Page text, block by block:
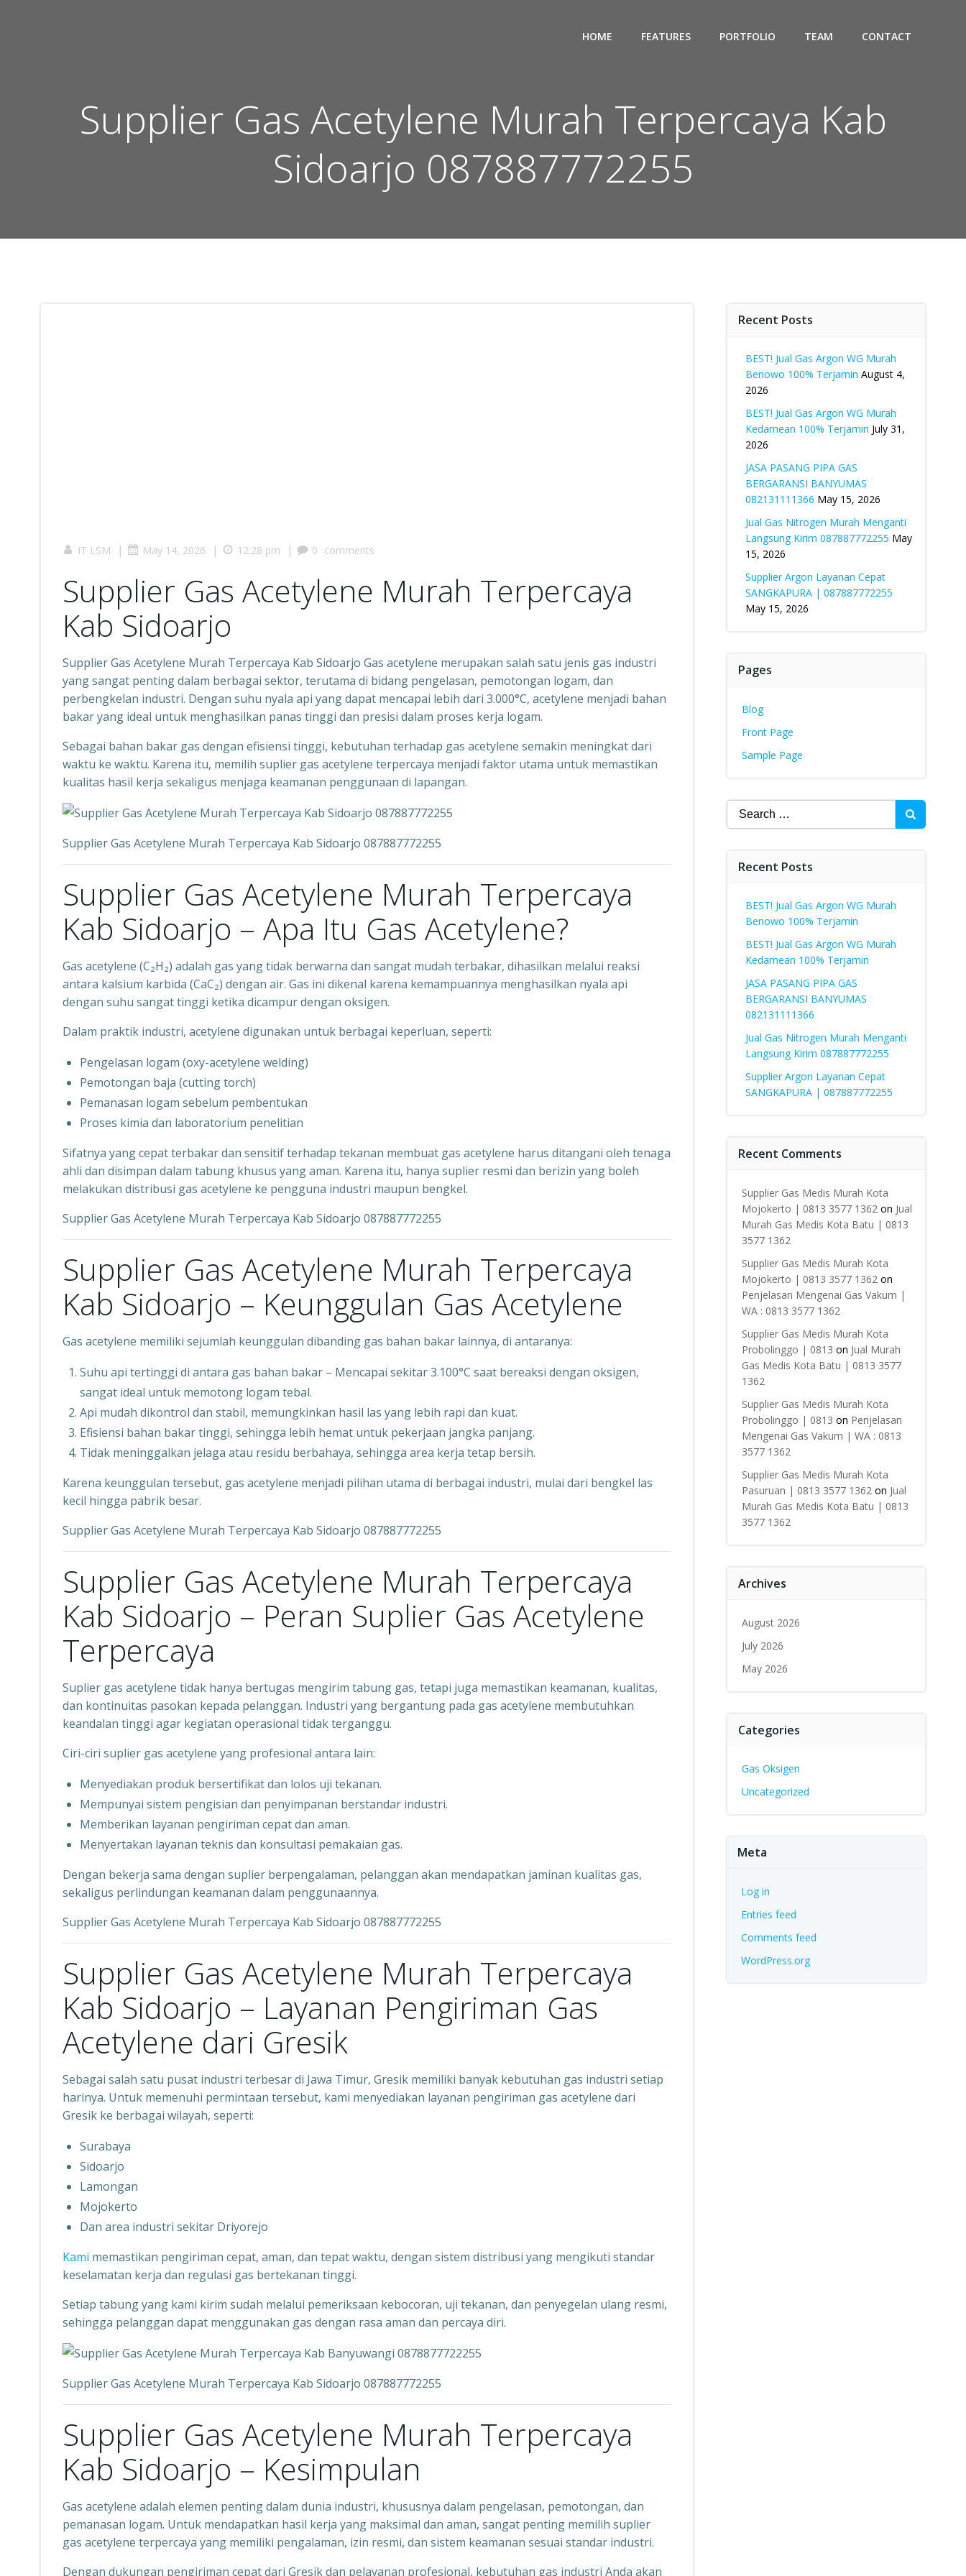
HOME FEATURES PORTFOLIO TEAM CONTACT
Supplier Gas Acetylene Murah Terpercaya Kab
Sidoarjo 087887772255
IT LSM | May 14, 2026 | 12:28 pm | 0 comments
Supplier Gas Acetylene Murah Terpercaya
Kab Sidoarjo
Supplier Gas Acetylene Murah Terpercaya Kab Sidoarjo Gas acetylene merupakan salah satu jenis gas industri
yang sangat penting dalam berbagai sektor, terutama di bidang pengelasan, pemotongan logam, dan
perbengkelan industri. Dengan suhu nyala api yang dapat mencapai lebih dari 3.000°C, acetylene menjadi bahan
bakar yang ideal untuk menghasilkan panas tinggi dan presisi dalam proses kerja logam.
Sebagai bahan bakar gas dengan efisiensi tinggi, kebutuhan terhadap gas acetylene semakin meningkat dari
waktu ke waktu. Karena itu, memilih suplier gas acetylene terpercaya menjadi faktor utama untuk memastikan
kualitas hasil kerja sekaligus menjaga keamanan penggunaan di lapangan.
Supplier Gas Acetylene Murah Terpercaya Kab Sidoarjo 087887772255
Supplier Gas Acetylene Murah Terpercaya
Kab Sidoarjo – Apa Itu Gas Acetylene?
Gas acetylene (C₂H₂) adalah gas yang tidak berwarna dan sangat mudah terbakar, dihasilkan melalui reaksi
antara kalsium karbida (CaC₂) dengan air. Gas ini dikenal karena kemampuannya menghasilkan nyala api
dengan suhu sangat tinggi ketika dicampur dengan oksigen.
Dalam praktik industri, acetylene digunakan untuk berbagai keperluan, seperti:
Pengelasan logam (oxy-acetylene welding)
Pemotongan baja (cutting torch)
Pemanasan logam sebelum pembentukan
Proses kimia dan laboratorium penelitian
Sifatnya yang cepat terbakar dan sensitif terhadap tekanan membuat gas acetylene harus ditangani oleh tenaga
ahli dan disimpan dalam tabung khusus yang aman. Karena itu, hanya suplier resmi dan berizin yang boleh
melakukan distribusi gas acetylene ke pengguna industri maupun bengkel.
Supplier Gas Acetylene Murah Terpercaya Kab Sidoarjo 087887772255
Supplier Gas Acetylene Murah Terpercaya
Kab Sidoarjo – Keunggulan Gas Acetylene
Gas acetylene memiliki sejumlah keunggulan dibanding gas bahan bakar lainnya, di antaranya:
Suhu api tertinggi di antara gas bahan bakar – Mencapai sekitar 3.100°C saat bereaksi dengan oksigen,
sangat ideal untuk memotong logam tebal.
Api mudah dikontrol dan stabil, memungkinkan hasil las yang lebih rapi dan kuat.
Efisiensi bahan bakar tinggi, sehingga lebih hemat untuk pekerjaan jangka panjang.
Tidak meninggalkan jelaga atau residu berbahaya, sehingga area kerja tetap bersih.
Karena keunggulan tersebut, gas acetylene menjadi pilihan utama di berbagai industri, mulai dari bengkel las
kecil hingga pabrik besar.
Supplier Gas Acetylene Murah Terpercaya Kab Sidoarjo 087887772255
Supplier Gas Acetylene Murah Terpercaya
Kab Sidoarjo – Peran Suplier Gas Acetylene
Terpercaya
Suplier gas acetylene tidak hanya bertugas mengirim tabung gas, tetapi juga memastikan keamanan, kualitas,
dan kontinuitas pasokan kepada pelanggan. Industri yang bergantung pada gas acetylene membutuhkan
keandalan tinggi agar kegiatan operasional tidak terganggu.
Ciri-ciri suplier gas acetylene yang profesional antara lain:
Menyediakan produk bersertifikat dan lolos uji tekanan.
Mempunyai sistem pengisian dan penyimpanan berstandar industri.
Memberikan layanan pengiriman cepat dan aman.
Menyertakan layanan teknis dan konsultasi pemakaian gas.
Dengan bekerja sama dengan suplier berpengalaman, pelanggan akan mendapatkan jaminan kualitas gas,
sekaligus perlindungan keamanan dalam penggunaannya.
Supplier Gas Acetylene Murah Terpercaya Kab Sidoarjo 087887772255
Supplier Gas Acetylene Murah Terpercaya
Kab Sidoarjo – Layanan Pengiriman Gas
Acetylene dari Gresik
Sebagai salah satu pusat industri terbesar di Jawa Timur, Gresik memiliki banyak kebutuhan gas industri setiap
harinya. Untuk memenuhi permintaan tersebut, kami menyediakan layanan pengiriman gas acetylene dari
Gresik ke berbagai wilayah, seperti:
Surabaya
Sidoarjo
Lamongan
Mojokerto
Dan area industri sekitar Driyorejo
Kami memastikan pengiriman cepat, aman, dan tepat waktu, dengan sistem distribusi yang mengikuti standar
keselamatan kerja dan regulasi gas bertekanan tinggi.
Setiap tabung yang kami kirim sudah melalui pemeriksaan kebocoran, uji tekanan, dan penyegelan ulang resmi,
sehingga pelanggan dapat menggunakan gas dengan rasa aman dan percaya diri.
Supplier Gas Acetylene Murah Terpercaya Kab Sidoarjo 087887772255
Supplier Gas Acetylene Murah Terpercaya
Kab Sidoarjo – Kesimpulan
Gas acetylene adalah elemen penting dalam dunia industri, khususnya dalam pengelasan, pemotongan, dan
pemanasan logam. Untuk mendapatkan hasil kerja yang maksimal dan aman, sangat penting memilih suplier
gas acetylene terpercaya yang memiliki pengalaman, izin resmi, dan sistem keamanan sesuai standar industri.
Dengan dukungan pengiriman cepat dari Gresik dan pelayanan profesional, kebutuhan gas industri Anda akan
Recent Posts
BEST! Jual Gas Argon WG Murah
Benowo 100% Terjamin August 4,
2026
BEST! Jual Gas Argon WG Murah
Kedamean 100% Terjamin July 31,
2026
JASA PASANG PIPA GAS
BERGARANSI BANYUMAS
082131111366 May 15, 2026
Jual Gas Nitrogen Murah Menganti
Langsung Kirim 087887772255 May
15, 2026
Supplier Argon Layanan Cepat
SANGKAPURA | 087887772255
May 15, 2026
Pages
Blog
Front Page
Sample Page
Search
for:
Recent Posts
BEST! Jual Gas Argon WG Murah
Benowo 100% Terjamin
BEST! Jual Gas Argon WG Murah
Kedamean 100% Terjamin
JASA PASANG PIPA GAS
BERGARANSI BANYUMAS
082131111366
Jual Gas Nitrogen Murah Menganti
Langsung Kirim 087887772255
Supplier Argon Layanan Cepat
SANGKAPURA | 087887772255
Recent Comments
Supplier Gas Medis Murah Kota
Mojokerto | 0813 3577 1362on Jual
Murah Gas Medis Kota Batu | 0813
3577 1362
Supplier Gas Medis Murah Kota
Mojokerto | 0813 3577 1362on
Penjelasan Mengenai Gas Vakum |
WA : 0813 3577 1362
Supplier Gas Medis Murah Kota
Probolinggo | 0813 on Jual Murah
Gas Medis Kota Batu | 0813 3577
1362
Supplier Gas Medis Murah Kota
Probolinggo | 0813 on Penjelasan
Mengenai Gas Vakum | WA : 0813
3577 1362
Supplier Gas Medis Murah Kota
Pasuruan | 0813 3577 1362on Jual
Murah Gas Medis Kota Batu | 0813
3577 1362
Archives
August 2026
July 2026
May 2026
Categories
Gas Oksigen
Uncategorized
Meta
Log in
Entries feed
Comments feed
WordPress.org